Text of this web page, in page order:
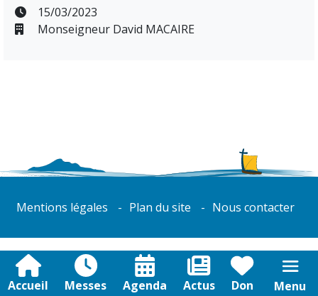
Accueil Messes Agenda Actus Don Menu
15/03/2023
Monseigneur David MACAIRE
Mentions légales Plan du site Nous contacter